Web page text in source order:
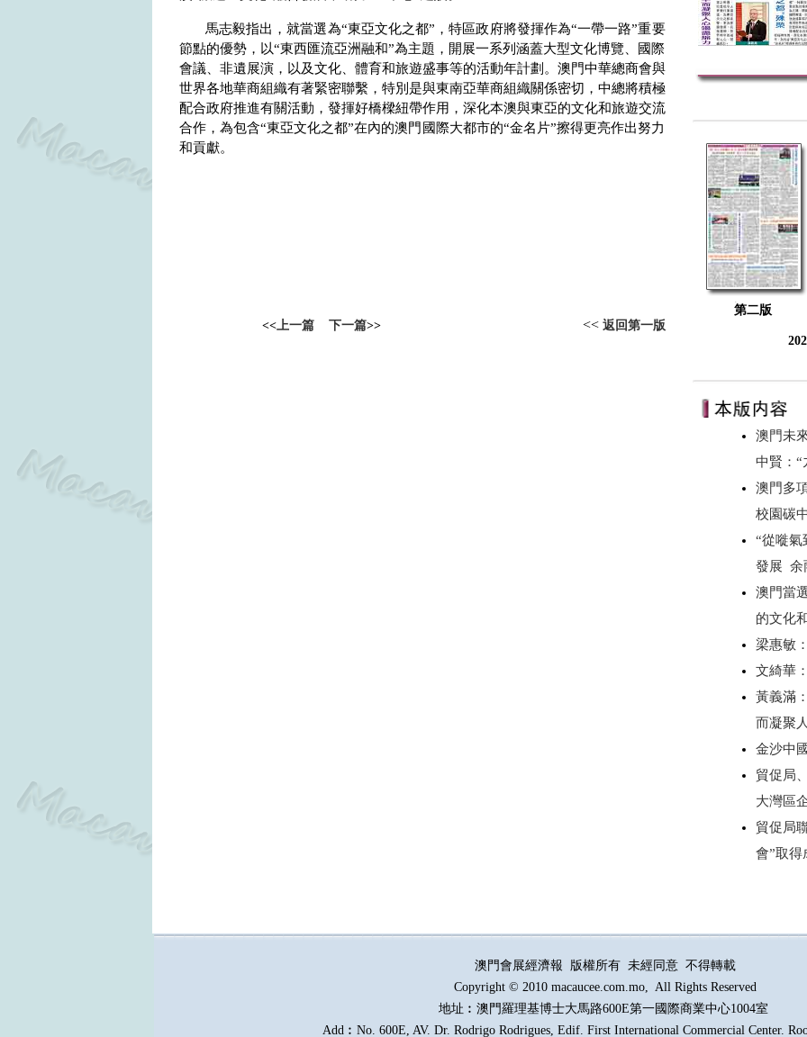
馬志毅指出，就當選為“東亞文化之都”，特區政府將發揮作為“一帶一路”重要
節點的優勢，以“東西匯流亞洲融和”為主題，開展一系列涵蓋大型文化博覽、國際
會議、非遺展演，以及文化、體育和旅遊盛事等的活動年計劃。澳門中華總商會與
世界各地華商組織有著緊密聯繫，特別是與東南亞華商組織關係密切，中總將積極
配合政府推進有關活動，發揮好橋樑紐帶作用，深化本澳與東亞的文化和旅遊交流
合作，為包含“東亞文化之都”在內的澳門國際大都市的“金名片”擦得更亮作出努力
和貢獻。
<<上一篇 下一篇>> << 返回第一版
第二版
澳門未
中賢：“
澳門多
校園碳
“從嘥氣
發展 余
澳門當
的文化
梁惠敏
文綺華
黃義滿
而凝聚
金沙中
貿促局
大灣區
貿促局
會”取
澳門會展經濟報 版權所有 未經同意 不得轉載
Copyright © 2010 macaucee.com.mo, All Rights Reserved
地址︰澳門羅理基博士大馬路600E第一國際商業中心1004室
Add︰No. 600E, AV. Dr. Rodrigo Rodrigues, Edif. First International Commercial Center.